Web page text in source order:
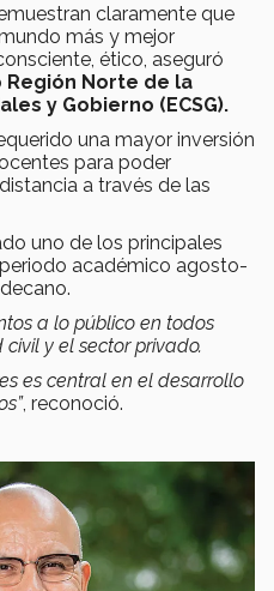
claramente que
más y mejor
ético, aseguró
Región Norte de la
y Gobierno (ECSG).
una mayor inversión
para poder
a través de las
uno de los principales
académico agosto-
a lo público en todos
y el sector privado.
es central en el desarrollo
, reconoció.